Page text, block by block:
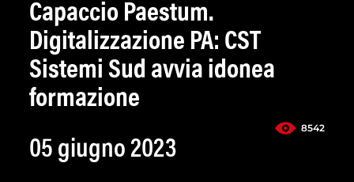
Capaccio Paestum.
Digitalizzazione PA: CST
Sistemi Sud avvia idonea
formazione
8542
05 giugno 2023